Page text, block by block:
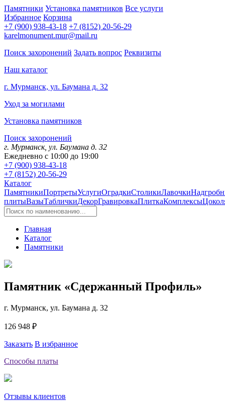
Памятники Установка памятников Все услуги
Избранное Корзина
+7 (900) 938-43-18 +7 (8152) 20-56-29
karelmonument.mur@mail.ru
Поиск захоронений Задать вопрос Реквизиты
Наш каталог
г. Мурманск, ул. Баумана д. 32
Уход за могилами
Установка памятников
Поиск захоронений
г. Мурманск, ул. Баумана д. 32
Ежедневно с 10:00 до 19:00
+7 (900) 938-43-18
+7 (8152) 20-56-29
Каталог
ПамятникиПортретыУслугиОградкиСтоликиЛавочки
плитыВазыТабличкиДекорГравировкаПлиткаКомплексы
Главная
Каталог
Памятники
Памятник «Сдержанный Профиль»
г. Мурманск, ул. Баумана д. 32
126 948 ₽
Заказать В избранное
Способы платы
Отзывы клиентов